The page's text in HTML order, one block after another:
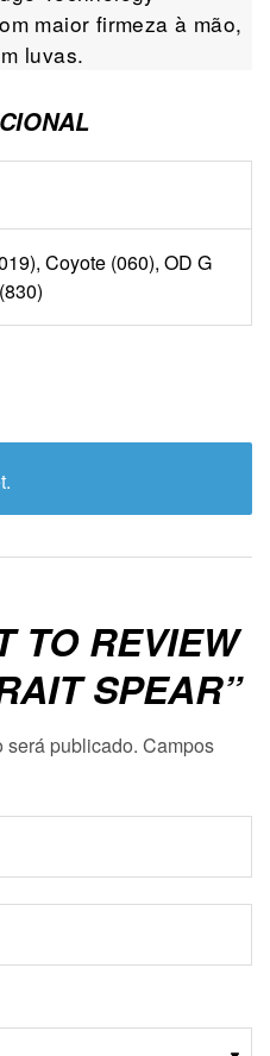
maior firmeza à mão,
luvas.
Coyote (060), OD G
TO REVIEW
SPEAR”
será publicado. Campos